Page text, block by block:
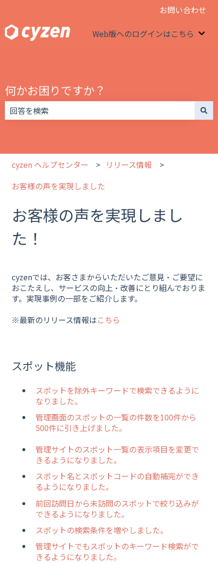
お問い合わせ
Web版へのログインはこちら
何かお困りですか？
cyzen ヘルプセンター
リリース情報
お客様の声を実現しました
お客様の声を実現しまし
た！
cyzenでは、お客さまからいただいたご意見・ご要望に
おこたえし、サービスの向上・改善にとり組んでおりま
す。実現事例の一部をご紹介します。
※最新のリリース情報はこちら
スポット機能
スポットを除外キーワードで検索できるように
なりました。
管理画面のスポットの一覧の件数を100件から
500件に引き上げました。
管理サイトのスポット一覧の表示項目を変更で
きるようになりました。
スポット名とスポットコードの自動補完ができ
るようになりました。
前回訪問日から未訪問のスポットで絞り込みが
できるようになりました。
スポットの検索条件を増やしました。
管理サイトでもスポットのキーワード検索がで
きるようになりました。